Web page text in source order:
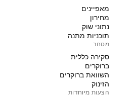
מאפיינים
מחירון
נתוני שוק
תוכניות מתנה
מסחר
סקירה כללית
ברוקרים
השוואת ברוקרים
הזינוק
הצעות מיוחדות